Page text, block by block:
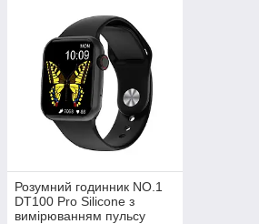
Розумний годинник NO.1
DT100 Pro Silicone з
вимірюванням пульсу